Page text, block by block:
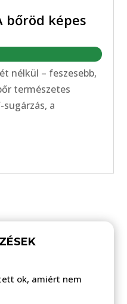
bőröd képes
nélkül – feszesebb,
természetes
a
ok, amiért nem